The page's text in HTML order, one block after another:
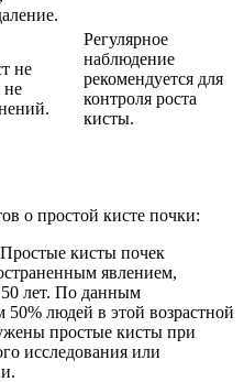
не
не
Регулярное
наблюдение
рекомендуется для
контроля роста
кисты.
о простой кисте почки:
кисты почек
явлением,
лет. По данным
50% людей в этой возрастной
простые кисты при
исследования или